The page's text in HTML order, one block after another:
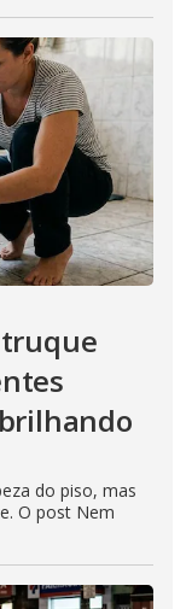
do piso, mas
O post Nem